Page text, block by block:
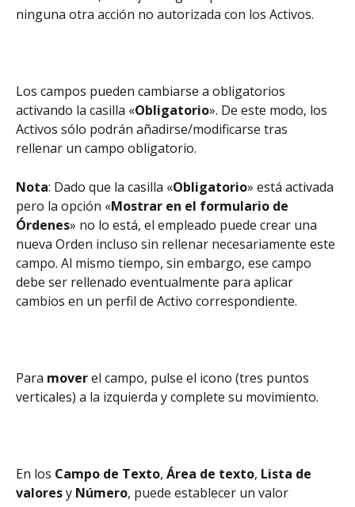
ninguna otra acción no autorizada con los Activos.
Los campos pueden cambiarse a obligatorios
activando la casilla «Obligatorio». De este modo, los
Activos sólo podrán añadirse/modificarse tras
rellenar un campo obligatorio.
Nota: Dado que la casilla «Obligatorio» está activada
pero la opción «Mostrar en el formulario de
Órdenes» no lo está, el empleado puede crear una
nueva Orden incluso sin rellenar necesariamente este
campo. Al mismo tiempo, sin embargo, ese campo
debe ser rellenado eventualmente para aplicar
cambios en un perfil de Activo correspondiente.
Para mover el campo, pulse el icono (tres puntos
verticales) a la izquierda y complete su movimiento.
En los Campo de Texto, Área de texto, Lista de
valores y Número, puede establecer un valor